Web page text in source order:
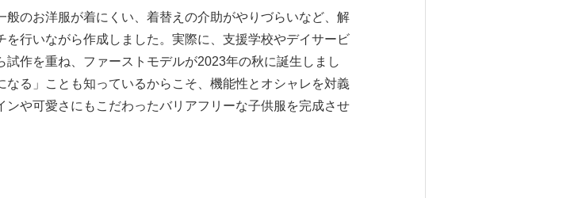
のお洋服が着にくい、着替えの介助がやりづらいなど、解
行いながら作成しました。実際に、支援学校やデイサービ
作を重ね、ファーストモデルが2023年の秋に誕生しまし
る」ことも知っているからこそ、機能性とオシャレを対義
や可愛さにもこだわったバリアフリーな子供服を完成させ